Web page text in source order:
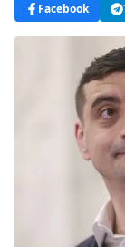
Facebook